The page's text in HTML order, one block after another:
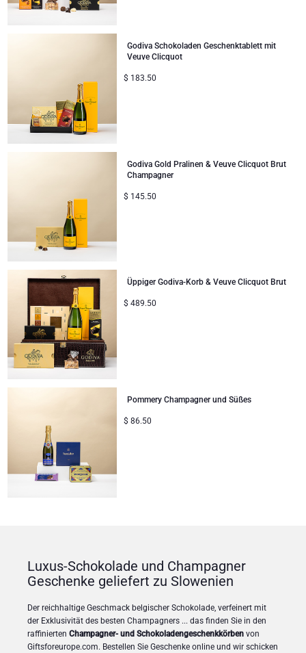
Godiva Schokoladen Geschenktablett mit
Veuve Clicquot
$ 183.50
Godiva Gold Pralinen & Veuve Clicquot Brut
Champagner
$ 145.50
Üppiger Godiva-Korb & Veuve Clicquot Brut
$ 489.50
Pommery Champagner und Süßes
$ 86.50
Luxus-Schokolade und Champagner
Geschenke geliefert zu Slowenien
Der reichhaltige Geschmack belgischer Schokolade, verfeinert mit
der Exklusivität des besten Champagners ... das finden Sie in den
raffinierten Champagner- und Schokoladengeschenkkörben von
Giftsforeurope.com. Bestellen Sie Geschenke online und wir schicken